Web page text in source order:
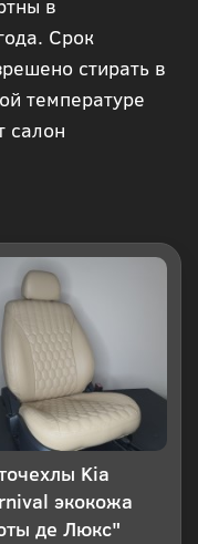
в
Срок
стирать в
температуре
салон
Kia
экокожа
де Люкс"